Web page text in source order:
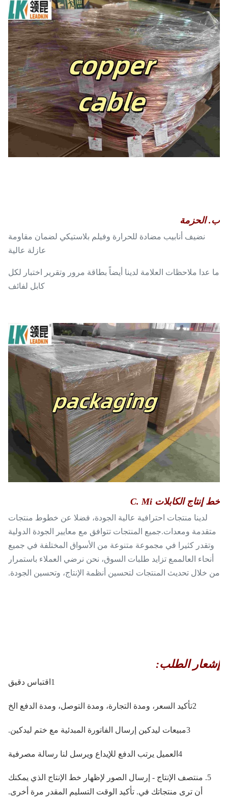
ب. الحزمة
نضيف أنابيب مضادة للحرارة وفيلم بلاستيكي لضمان مقاومة
عازلة عالية
ما عدا ملاحظات العلامة لدينا أيضاً بطاقة مرور وتقرير اختبار لكل
كابل لفائف
خط إنتاج الكابلات C. Mi
لدينا منتجات احترافية عالية الجودة، فضلا عن خطوط منتجات
متقدمة ومعدات.جميع المنتجات تتوافق مع معايير الجودة الدولية
وتقدر كثيرا في مجموعة متنوعة من الأسواق المختلفة في جميع
أنحاء العالممع تزايد طلبات السوق، نحن نرضي العملاء باستمرار
من خلال تحديث المنتجات لتحسين أنظمة الإنتاج، وتحسين الجودة.
إشعار الطلب:
1اقتباس دقيق
2تأكيد السعر، ومدة التجارة، ومدة التوصل، ومدة الدفع الخ
3مبيعات ليدكين إرسال الفاتورة المبدئية مع ختم ليدكين.
4العميل يرتب الدفع للإيداع ويرسل لنا رسالة مصرفية
5. منتصف الإنتاج - إرسال الصور لإظهار خط الإنتاج الذي يمكنك
أن ترى منتجاتك في. تأكيد الوقت التسليم المقدر مرة أخرى.